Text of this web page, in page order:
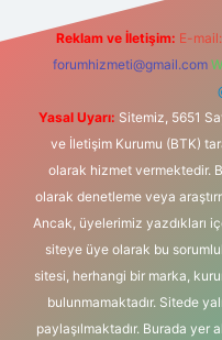
Reklam ve İletişim: E-mail:
forumhizmeti@gmail.com
Yasal Uyarı: Sitemiz, 5651
ve İletişim Kurumu (BTK)
olarak hizmet vermektedir.
olarak denetleme veya
Ancak, üyelerimiz yazdıkları
siteye üye olarak bu
sitesi, herhangi bir marka,
bulunmamaktadır. Sitede
paylaşılmaktadır. Burada yer